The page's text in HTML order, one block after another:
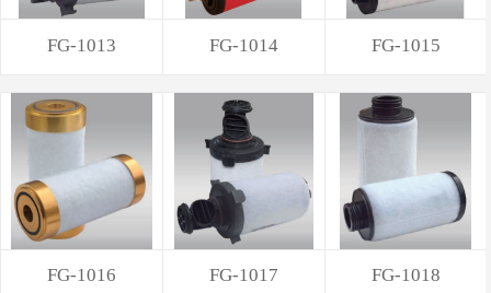
FG-1013 FG-1014 FG-1015
FG-1016 FG-1017 FG-1018